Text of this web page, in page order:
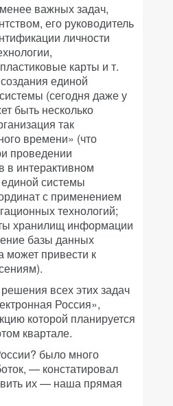
важных задач,
его руководитель
личности
карты и т.
единой
(сегодня даже у
быть несколько
так
времени» (что
проведении
в интерактивном
системы
с применением
технологий;
хранилищ информации
базы данных
может привести к
всех этих задач
Россия»,
которой планируется
квартале.
было много
— констатировал
их — наша прямая